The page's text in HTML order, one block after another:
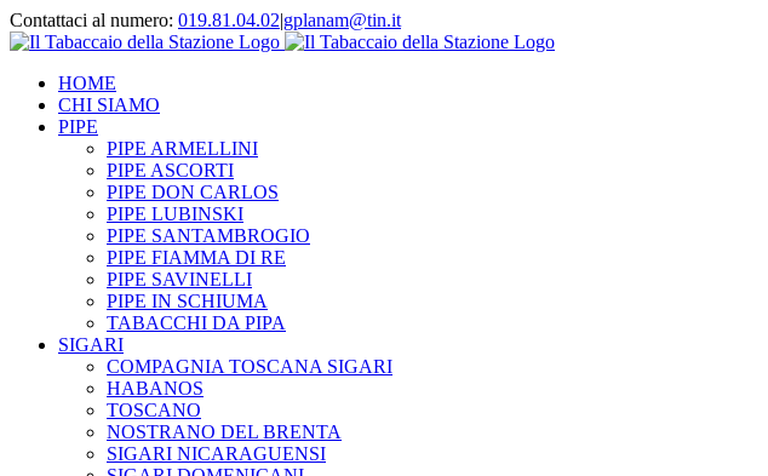
Contattaci al numero: 019.81.04.02|gplanam@tin.it
HOME
CHI SIAMO
PIPE
PIPE ARMELLINI
PIPE ASCORTI
PIPE DON CARLOS
PIPE LUBINSKI
PIPE SANTAMBROGIO
PIPE FIAMMA DI RE
PIPE SAVINELLI
PIPE IN SCHIUMA
TABACCHI DA PIPA
SIGARI
COMPAGNIA TOSCANA SIGARI
HABANOS
TOSCANO
NOSTRANO DEL BRENTA
SIGARI NICARAGUENSI